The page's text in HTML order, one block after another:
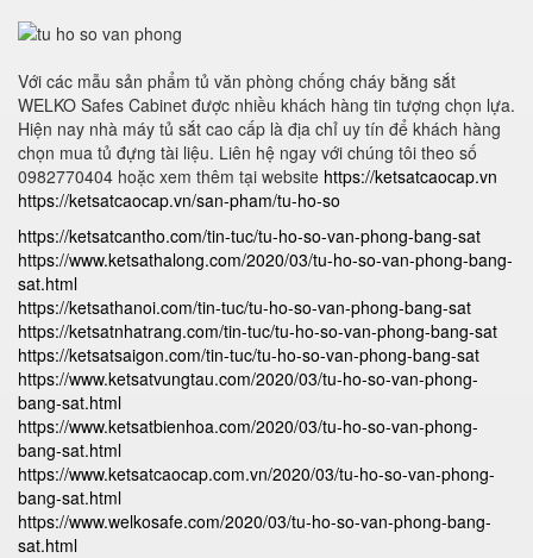
Với các mẫu sản phẩm tủ văn phòng chống cháy bằng sắt
WELKO Safes Cabinet được nhiều khách hàng tin tượng chọn lựa.
Hiện nay nhà máy tủ sắt cao cấp là địa chỉ uy tín để khách hàng
chọn mua tủ đựng tài liệu. Liên hệ ngay với chúng tôi theo số
0982770404 hoặc xem thêm tại website https://ketsatcaocap.vn
https://ketsatcaocap.vn/san-pham/tu-ho-so
https://ketsatcantho.com/tin-tuc/tu-ho-so-van-phong-bang-sat
https://www.ketsathalong.com/2020/03/tu-ho-so-van-phong-bang-
sat.html
https://ketsathanoi.com/tin-tuc/tu-ho-so-van-phong-bang-sat
https://ketsatnhatrang.com/tin-tuc/tu-ho-so-van-phong-bang-sat
https://ketsatsaigon.com/tin-tuc/tu-ho-so-van-phong-bang-sat
https://www.ketsatvungtau.com/2020/03/tu-ho-so-van-phong-
bang-sat.html
https://www.ketsatbienhoa.com/2020/03/tu-ho-so-van-phong-
bang-sat.html
https://www.ketsatcaocap.com.vn/2020/03/tu-ho-so-van-phong-
bang-sat.html
https://www.welkosafe.com/2020/03/tu-ho-so-van-phong-bang-
sat.html